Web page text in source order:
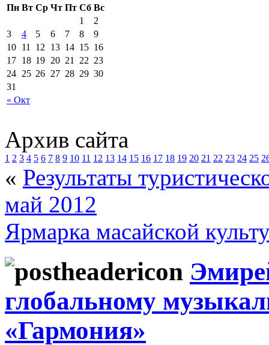
Пн Вт Ср Чт Пт Сб Вс
« Окт
1
2
3
4 5 6 7 8
9
10 11 12 13 14 15 16
17 18 19 20 21 22 23
24 25 26 27 28 29 30
31
Архив сайта
1 2 3 4 5 6 7 8 9 10 11 12 13 14 15 16 17 18 19 20 21 22 23 24 25
« Результаты
май 2012
Ярмарка масайской
глобальному
«Гармония»